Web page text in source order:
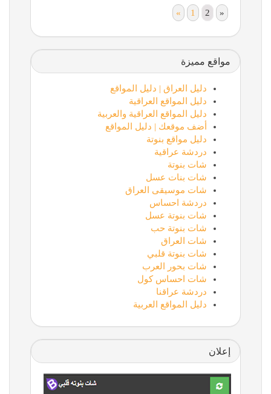
« 1 2 »
مواقع مميزة
دليل العراق | دليل المواقع
دليل المواقع العراقية
دليل المواقع العراقية والعربية
أضف موقعك | دليل المواقع
دليل مواقع بنوتة
دردشة عراقية
شات بنوتة
شات بنات عسل
شات موسيقى العراق
دردشة احساس
شات بنوتة عسل
شات بنوتة حب
شات العراق
شات بنوتة قلبي
شات بحور العرب
شات احساس كول
دردشة عراقنا
دليل المواقع العربية
إعلان